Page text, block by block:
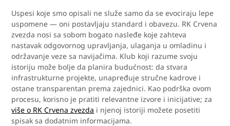
Uspesi koje smo opisali ne služe samo da se evociraju lepe
uspomene — oni postavljaju standard i obavezu. RK Crvena
zvezda nosi sa sobom bogato nasleđe koje zahteva
nastavak odgovornog upravljanja, ulaganja u omladinu i
održavanje veze sa navijačima. Klub koji razume svoju
istoriju može bolje da planira budućnost: da stvara
infrastrukturne projekte, unapređuje stručne kadrove i
ostane transparentan prema zajednici. Kao podrška ovom
procesu, korisno je pratiti relevantne izvore i inicijative; za
više o RK Crvena zvezda i njenoj istoriji možete posetiti
spisak sa dodatnim informacijama.